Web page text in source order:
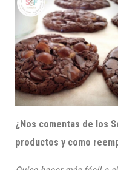
¿Nos comentas de los
productos y como